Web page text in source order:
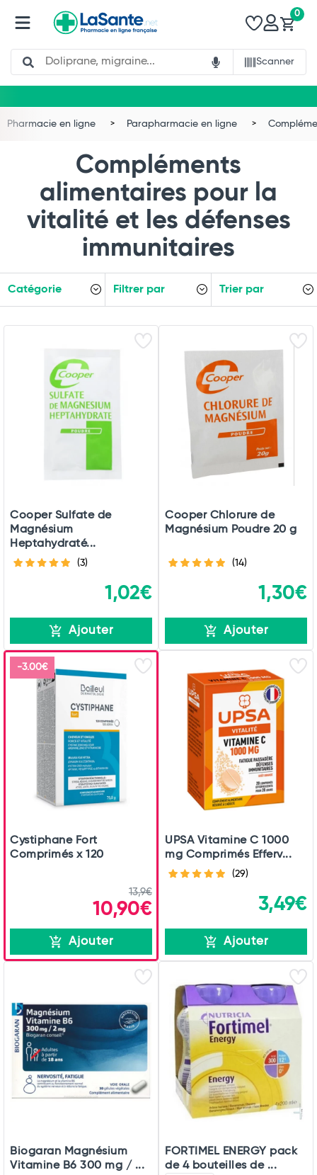
Search
Scanner
0
Total
Commander
Pharmacie en ligne Parapharmacie en ligne
Compléments
alimentaires pour la
vitalité et les défenses
immunitaires
Catégorie Filtrer par Trier par
Cooper Sulfate de
Magnésium
Heptahydraté...
(3)
1,02€
Ajouter
Cooper Chlorure de
Magnésium Poudre 20 g
(14)
1,30€
Ajouter
-3.00€
Cystiphane Fort
Comprimés x 120
13,9€
10,90€
Ajouter
UPSA Vitamine C 1000
mg Comprimés Efferv...
(29)
3,49€
Ajouter
Biogaran Magnésium
Vitamine B6 300 mg / ...
FORTIMEL ENERGY pack
de 4 bouteilles de ...